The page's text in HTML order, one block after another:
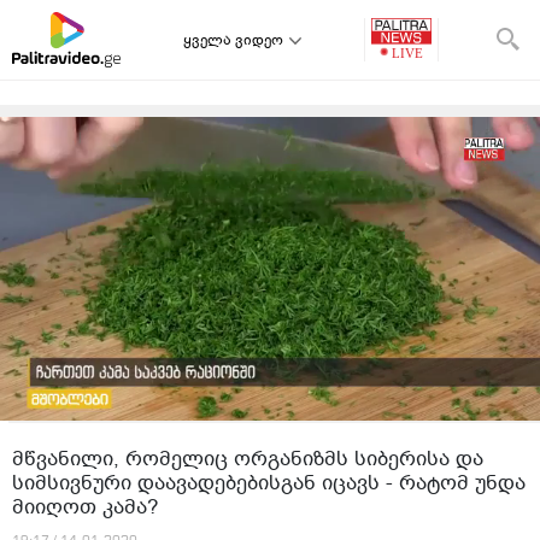
ყველა ვიდეო
მწვანილი, რომელიც ორგანიზმს სიბერისა და
სიმსივნური დაავადებებისგან იცავს - რატომ უნდა
მიიღოთ კამა?